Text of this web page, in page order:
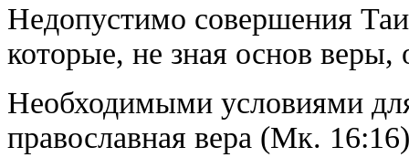
Недопустимо совершения
которые, не зная основ веры,
Необходимыми условиями
православная вера (Мк.